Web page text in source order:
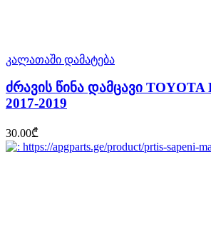
კალათაში დამატება
ძრავის წინა დამცავი
2017-2019
30.00₾